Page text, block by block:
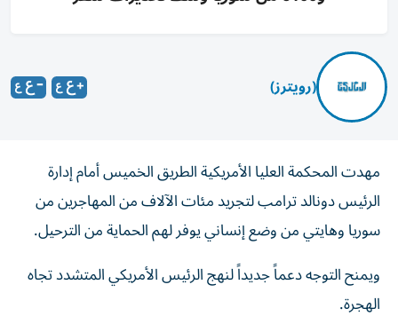
(رويترز)
مهدت المحكمة العليا الأمريكية ‌الطريق الخميس أمام ​إدارة
⁠الرئيس دونالد ‌ترامب لتجريد مئات الآلاف ‌من المهاجرين من
سوريا وهايتي من ‌وضع إنساني يوفر لهم الحماية ⁠من الترحيل.
ويمنح التوجه دعماً جديداً لنهج الرئيس الأمريكي المتشدد تجاه
الهجرة.